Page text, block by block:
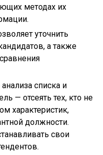
методах их
уточнить
а также
списка и
— отсеять тех, кто не
характеристик,
должности.
свои